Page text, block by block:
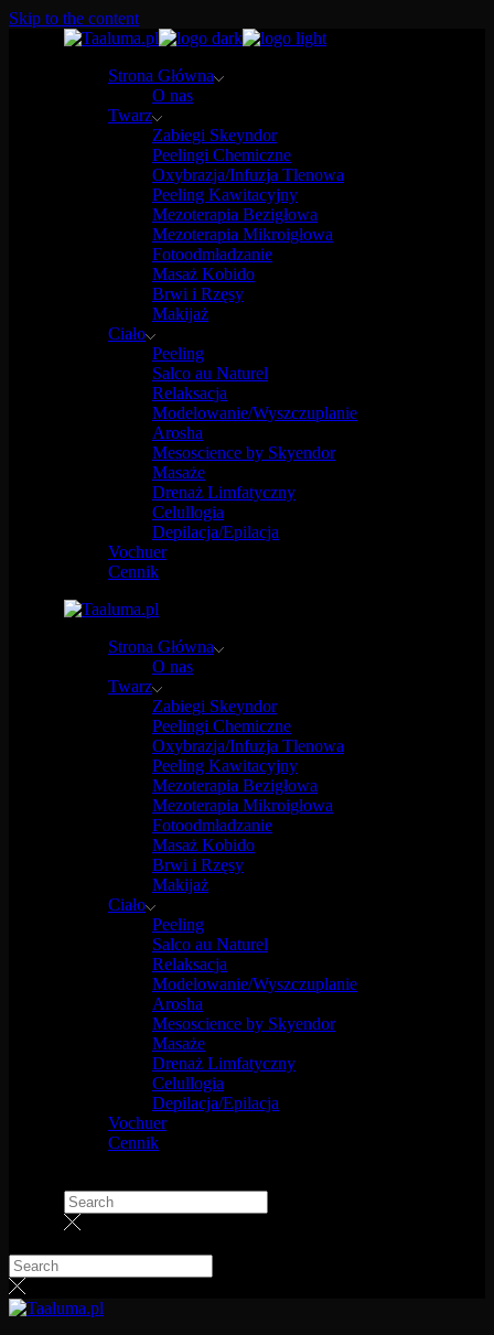
Skip to the content
Strona Główna
O nas
Twarz
Zabiegi Skeyndor
Peelingi Chemiczne
Oxybrazja/Infuzja Tlenowa
Peeling Kawitacyjny
Mezoterapia Bezigłowa
Mezoterapia Mikroigłowa
Fotoodmładzanie
Masaż Kobido
Brwi i Rzęsy
Makijaż
Ciało
Peeling
Salco au Naturel
Relaksacja
Modelowanie/Wyszczuplanie
Arosha
Mesoscience by Skyendor
Masaże
Drenaż Limfatyczny
Celullogia
Depilacja/Epilacja
Vochuer
Cennik
Strona Główna
O nas
Twarz
Zabiegi Skeyndor
Peelingi Chemiczne
Oxybrazja/Infuzja Tlenowa
Peeling Kawitacyjny
Mezoterapia Bezigłowa
Mezoterapia Mikroigłowa
Fotoodmładzanie
Masaż Kobido
Brwi i Rzęsy
Makijaż
Ciało
Peeling
Salco au Naturel
Relaksacja
Modelowanie/Wyszczuplanie
Arosha
Mesoscience by Skyendor
Masaże
Drenaż Limfatyczny
Celullogia
Depilacja/Epilacja
Vochuer
Cennik